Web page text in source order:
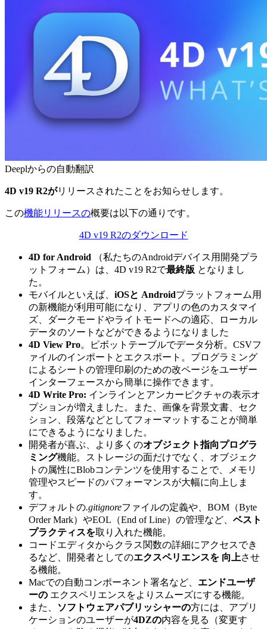
Deeplからの自動翻訳
4D v19 R2がリリースされたことをお知らせします。
この機能リリースの概要は以下の通りです。
4D v19 R2のダウンロード
4D for Android
（私たちのAndroidデバイス用開発プラ
ットフォーム）は、4D v19 R2で最終版 となりまし
た。
モバイルといえば、 iOSと Androidプラットフォーム用
の新機能が利用可能になり、アプリの色のカスタマイ
ズ、ダークモードやライトモードへの適応、ローカル
データのソートなどができるようになりました
4D View Pro。ピボットテーブルでデータ分析。CSVフ
ァイルのインポートとエクスポート。プログラミング
によるシートの管理印刷のための改ページをユーザー
インターフェースから簡単に操作できます。
4D Write Pro: インラインとアンカーピクチャの表示オ
プションが増えました。また、画像を背景文書、セク
ション、段落などとしてフォーマットすることが簡単
にできるようになりました。
開発者が喜ぶ、より多くのオブジェクト指向プログラ
ミング機能。ストレージの面だけでなく、オブジェク
トの属性にBlobコンテンツを使用することで、メモリ
管理やスピードのパフォーマンスが大幅に向上しま
す。
デフォルトの.gitignoreファイルの定義や、BOM（Byte
Order Mark）やEOL（End of Line）の管理など、 ベスト
プラクティスを取り入れた機能。
コードエディタからクラス関数の詳細にアクセスでき
るなど、開発者としてのエクスペリエンスを 向上させ
る機能。
Macでの自動コンポーネント署名など、 エンドユーザ
ーの エクスペリエンスをよりスムーズにする機能。
また、
ソフトウェアパブリッシャーの方には、アプリ
ケーションのユーザーが4DZの内容を見る（変更す